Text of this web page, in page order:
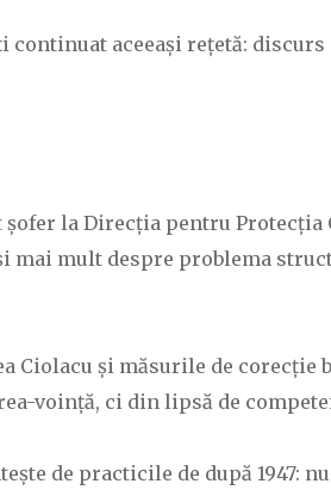
aceeași rețetă:
la Direcția pentru
mult despre problema
și măsurile de corecție
voință, ci din lipsă de
de practicile de după 1947: